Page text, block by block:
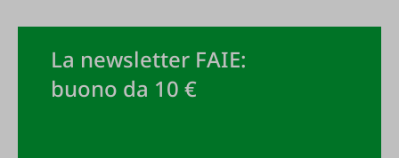
La newsletter FAIE:
buono da 10 €